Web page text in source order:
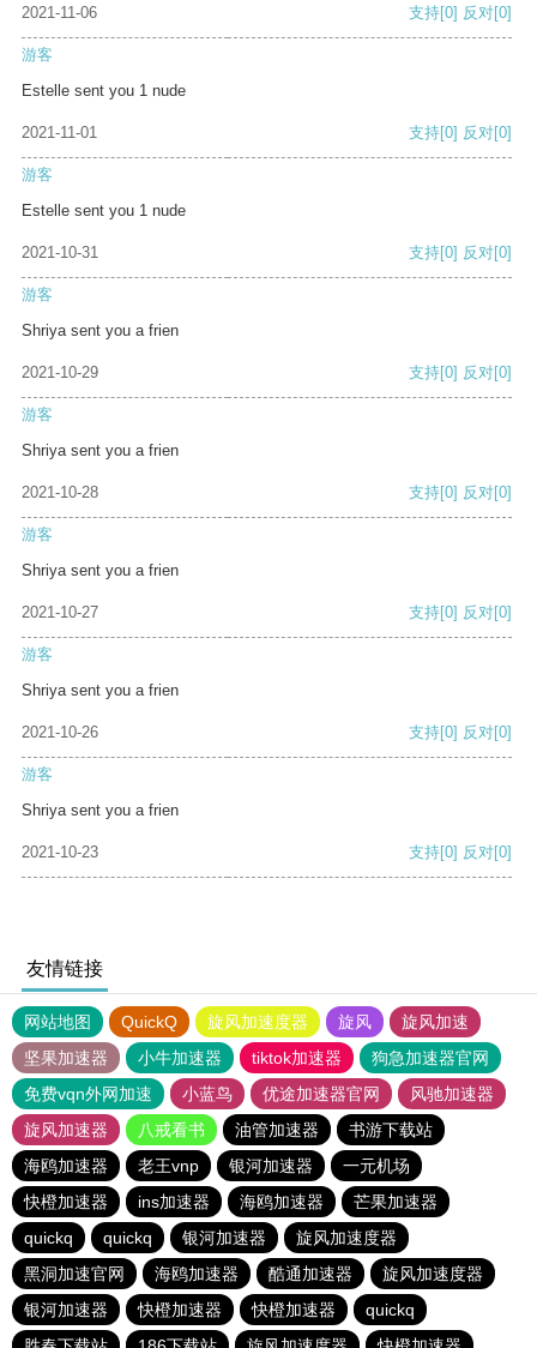
2021-11-06 支持[0] 反对[0]
游客
Estelle sent you 1 nude
2021-11-01 支持[0] 反对[0]
游客
Estelle sent you 1 nude
2021-10-31 支持[0] 反对[0]
游客
Shriya sent you a frien
2021-10-29 支持[0] 反对[0]
游客
Shriya sent you a frien
2021-10-28 支持[0] 反对[0]
游客
Shriya sent you a frien
2021-10-27 支持[0] 反对[0]
游客
Shriya sent you a frien
2021-10-26 支持[0] 反对[0]
游客
Shriya sent you a frien
2021-10-23 支持[0] 反对[0]
友情链接
网站地图 QuickQ 旋风加速度器 旋风
旋风加速
坚果加速器
小牛加速器 tiktok加速器
狗急加速器官网
免费vqn外网加速
小蓝鸟 优途加速器官网
风驰加速器
旋风加速器
八戒看书 油管加速器
书游下载站
海鸥加速器
老王vnp 银河加速器
一元机场
快橙加速器
ins加速器 海鸥加速器
芒果加速器
quickq
quickq 银河加速器
旋风加速度器
黑洞加速官网
海鸥加速器 酷通加速器
旋风加速度器
银河加速器
快橙加速器 快橙加速器
quickq